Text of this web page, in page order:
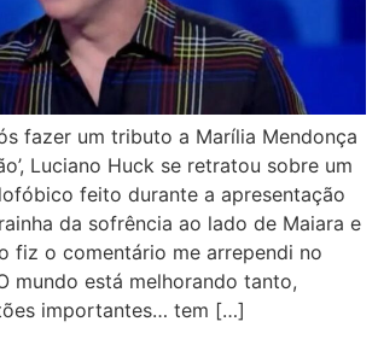
fazer um tributo a Marília Mendonça
Luciano Huck se retratou sobre um
feito durante a apresentação
da sofrência ao lado de Maiara e
fiz o comentário me arrependi no
mundo está melhorando tanto,
importantes… tem […]